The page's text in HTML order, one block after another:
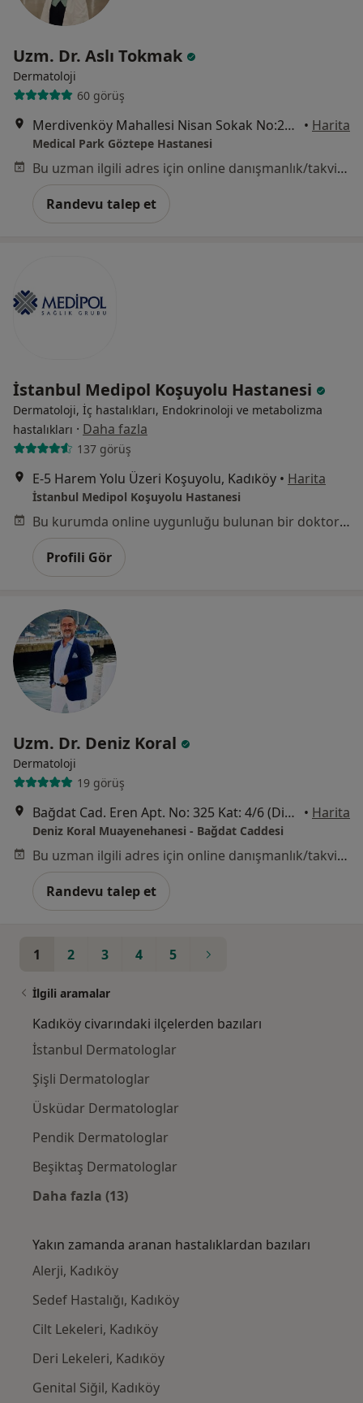
Uzm. Dr. Aslı Tokmak
Dermatoloji
60 görüş
Merdivenköy Mahallesi Nisan Sokak No:23, Kadıköy • Harita
Medical Park Göztepe Hastanesi
Bu uzman ilgili adres için online danışmanlık/takvim sunmuyor.
Randevu talep et
İstanbul Medipol Koşuyolu Hastanesi
Dermatoloji, İç hastalıkları, Endokrinoloji ve metabolizma
hastalıkları · Daha fazla
137 görüş
E-5 Harem Yolu Üzeri Koşuyolu, Kadıköy • Harita
İstanbul Medipol Koşuyolu Hastanesi
Bu kurumda online uygunluğu bulunan bir doktor veya uzman bulunamadı
Profili Gör
Uzm. Dr. Deniz Koral
Dermatoloji
19 görüş
Bağdat Cad. Eren Apt. No: 325 Kat: 4/6 (Divan Pastanesi 4 bina sonrası), İstanbul • Harita
Deniz Koral Muayenehanesi - Bağdat Caddesi
Bu uzman ilgili adres için online danışmanlık/takvim sunmuyor.
Randevu talep et
1 2 3 4 5
İlgili aramalar
Kadıköy civarındaki ilçelerden bazıları
İstanbul Dermatologlar
Şişli Dermatologlar
Üsküdar Dermatologlar
Pendik Dermatologlar
Beşiktaş Dermatologlar
Daha fazla (13)
Yakın zamanda aranan hastalıklardan bazıları
Alerji, Kadıköy
Sedef Hastalığı, Kadıköy
Cilt Lekeleri, Kadıköy
Deri Lekeleri, Kadıköy
Genital Siğil, Kadıköy